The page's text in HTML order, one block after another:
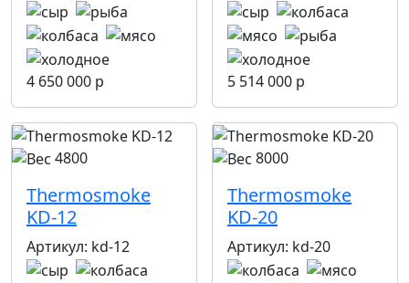
4 650 000 р 5 514 000 р
4800
Thermosmoke
KD-12
Артикул: kd-12
8000
Thermosmoke
KD-20
Артикул: kd-20